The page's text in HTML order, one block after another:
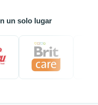
un solo lugar